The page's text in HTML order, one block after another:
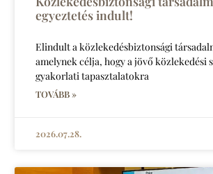
egyeztetés indult!
Elindult a közlekedésbiztonsági
amelynek célja, hogy a jövő közlekedési
gyakorlati tapasztalatokra
TOVÁBB »
2026.07.28.